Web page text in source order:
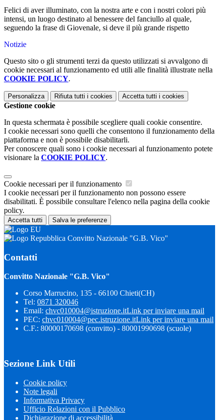
Felici di aver illuminato, con la nostra arte e con i nostri colori più
intensi, un luogo destinato al benessere del fanciullo al quale,
seguendo la frase di Giovenale, si deve il più grande rispetto
Notizie
Questo sito o gli strumenti terzi da questo utilizzati si avvalgono di
cookie necessari al funzionamento ed utili alle finalità illustrate nella
COOKIE POLICY.
Personalizza Rifiuta tutti i cookies Accetta tutti i cookies
Gestione cookie
In questa schermata è possibile scegliere quali cookie consentire.
I cookie necessari sono quelli che consentono il funzionamento della
piattaforma e non è possibile disabilitarli.
Per conoscere quali sono i cookie necessari al funzionamento potete
visionare la COOKIE POLICY.
Cookie necessari per il funzionamento
I cookie necessari per il funzionamento non possono essere
disabilitati. È possibile consultare l'elenco nella pagina della cookie
policy.
Accetta tutti Salva le preferenze
Convitto Nazionale "G.B. Vico"
Contatti
Convitto Nazionale "G.B. Vico"
Corso Marrucino, 135 - 66100 Chieti(CH)
Tel: 0871 320046
Email: chvc010004@istruzione.itLink per inviare una mail
PEC: chvc010004@pec.istruzione.itLink per inviare una mail
C.F.: 80000170698 (convitto) - 80001990698 (scuole)
Sezione Link Utili
Cookie policy
Note legali
Informativa Privacy
Ufficio Relazioni con il Pubblico
Dichiarazione di accessibilità